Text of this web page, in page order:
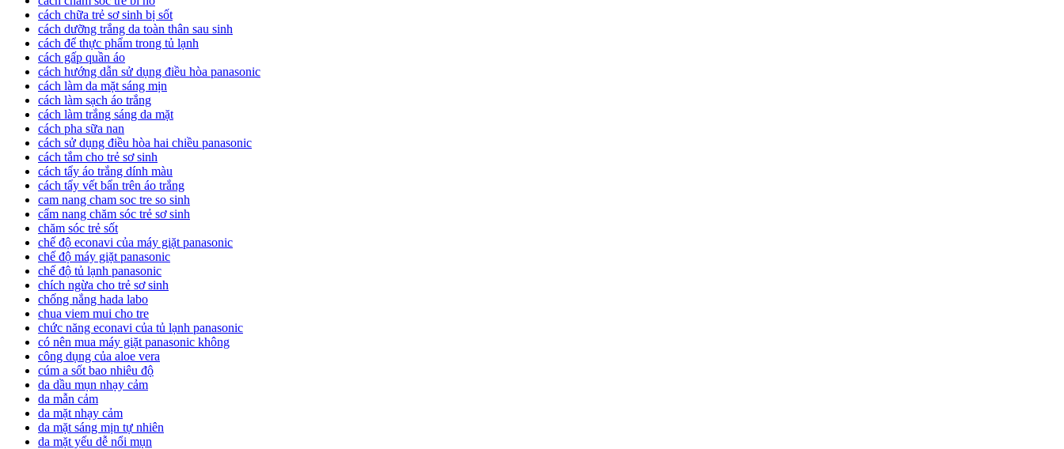
cách chữa trẻ sơ sinh bị sốt
cách dưỡng trắng da toàn thân sau sinh
cách để thực phẩm trong tủ lạnh
cách gấp quần áo
cách hướng dẫn sử dụng điều hòa panasonic
cách làm da mặt sáng mịn
cách làm sạch áo trắng
cách làm trắng sáng da mặt
cách pha sữa nan
cách sử dụng điều hòa hai chiều panasonic
cách tắm cho trẻ sơ sinh
cách tẩy áo trắng dính màu
cách tẩy vết bẩn trên áo trắng
cam nang cham soc tre so sinh
cẩm nang chăm sóc trẻ sơ sinh
chăm sóc trẻ sốt
chế độ econavi của máy giặt panasonic
chế độ máy giặt panasonic
chế độ tủ lạnh panasonic
chích ngừa cho trẻ sơ sinh
chống nắng hada labo
chua viem mui cho tre
chức năng econavi của tủ lạnh panasonic
có nên mua máy giặt panasonic không
công dụng của aloe vera
cúm a sốt bao nhiêu độ
da dầu mụn nhạy cảm
da mẫn cảm
da mặt nhạy cảm
da mặt sáng mịn tự nhiên
da mặt yếu dễ nổi mụn